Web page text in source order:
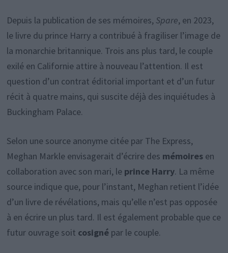
Depuis la publication de ses mémoires, Spare, en 2023,
le livre du prince Harry a contribué à fragiliser l’image de
la monarchie britannique. Trois ans plus tard, le couple
exilé en Californie attire à nouveau l’attention. Il est
question d’un contrat éditorial important et d’un futur
récit à quatre mains, qui suscite déjà des inquiétudes à
Buckingham Palace.
Selon une source anonyme citée par The Express,
Meghan Markle envisagerait d’écrire des mémoiresen
collaboration avec son mari, le prince Harry. La même
source indique que, pour l’instant, Meghan retient l’idée
d’un livre de révélations, mais qu’elle n’est pas opposée
à en écrire un plus tard. Il est également probable que ce
futur ouvrage soit cosignépar le couple.